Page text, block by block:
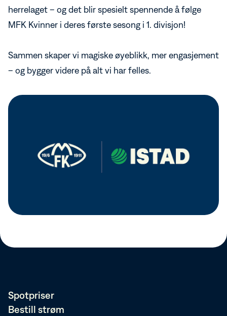
herrelaget – og det blir spesielt spennende å følge
MFK Kvinner i deres første sesong i 1. divisjon!
Sammen skaper vi magiske øyeblikk, mer engasjement
– og bygger videre på alt vi har felles.
Spotpriser
Bestill strøm